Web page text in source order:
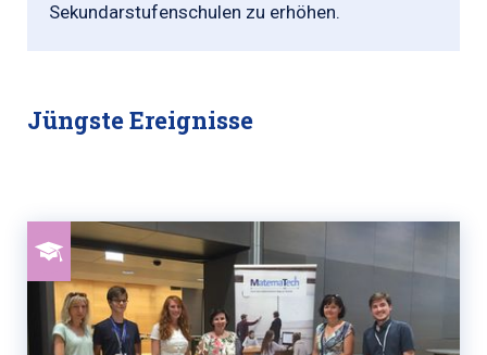
Sekundarstufenschulen zu erhöhen.
Jüngste Ereignisse